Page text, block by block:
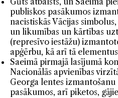
publiskos pasākumos
nacistiskās Vācijas
un likumības un kārtības
(represīvo iestāžu)
apģērbu, kā arī tā
Saeimā pirmajā lasījumā
Nacionālās apvienības
Georga lentes
pasākumos, arī piketos,